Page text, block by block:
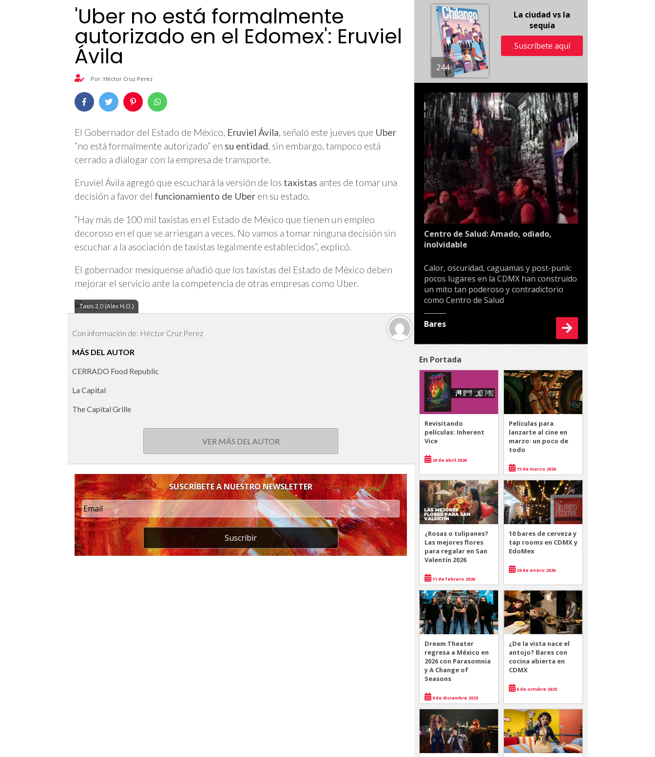
'Uber no está formalmente
autorizado en el Edomex': Eruviel
Ávila
Por: Héctor Cruz Perez
El Gobernador del Estado de México, Eruviel Ávila, señaló este jueves que Uber
“no está formalmente autorizado” en su entidad, sin embargo, tampoco está
cerrado a dialogar con la empresa de transporte.
Eruviel Ávila agregó que escuchará la versión de los taxistas antes de tomar una
decisión a favor del funcionamiento de Uber en su estado.
“Hay más de 100 mil taxistas en el Estado de México que tienen un empleo
decoroso en el que se arriesgan a veces. No vamos a tomar ninguna decisión sin
escuchar a la asociación de taxistas legalmente establecidos”, explicó.
El gobernador mexiquense añadió que los taxistas del Estado de México deben
mejorar el servicio ante la competencia de otras empresas como Uber.
Taxis 2.0 (Alex H.O.)
Con información de: Héctor Cruz Perez
MÁS DEL AUTOR
CERRADO Food Republic
La Capital
The Capital Grille
VER MÁS DEL AUTOR
SUSCRÍBETE A NUESTRO NEWSLETTER
Suscribir
244
La ciudad vs la
sequía
Suscríbete aquí
Centro de Salud: Amado, odiado,
inolvidable
Calor, oscuridad, caguamas y post-punk:
pocos lugares en la CDMX han construido
un mito tan poderoso y contradictorio
como Centro de Salud
Bares
En Portada
Revisitando
películas: Inherent
Vice
20 de abril 2026
Películas para
lanzarte al cine en
marzo: un poco de
todo
15 de marzo 2026
¿Rosas o tulipanes?
Las mejores flores
para regalar en San
Valentín 2026
11 de febrero 2026
10 bares de cerveza y
tap rooms en CDMX y
EdoMex
29 de enero 2026
Dream Theater
regresa a México en
2026 con Parasomnia
y A Change of
Seasons
9 de diciembre 2025
¿De la vista nace el
antojo? Bares con
cocina abierta en
CDMX
6 de octubre 2025